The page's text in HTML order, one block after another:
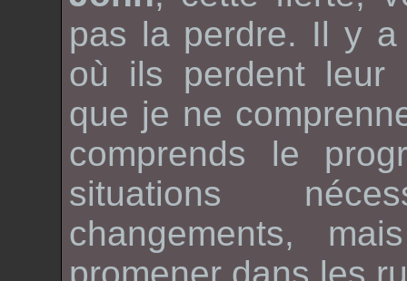
pas la perdre. Il y a
où ils perdent leur
que je ne
comprends le
situations
changements,